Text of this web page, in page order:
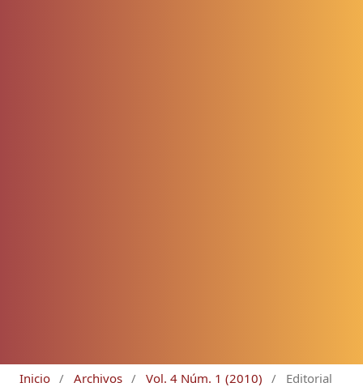
Inicio / Archivos / Vol. 4 Núm. 1 (2010) / Editorial